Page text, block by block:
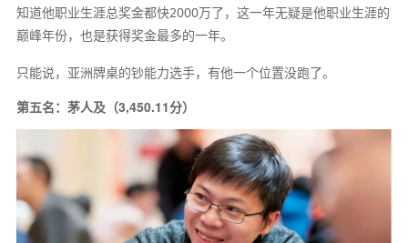
知道他职业生涯总奖金都快2000万了，这一年无疑是他职业生涯的
巅峰年份，也是获得奖金最多的一年。
只能说，亚洲牌桌的钞能力选手，有他一个位置没跑了。
第五名：茅人及（3,450.11分）